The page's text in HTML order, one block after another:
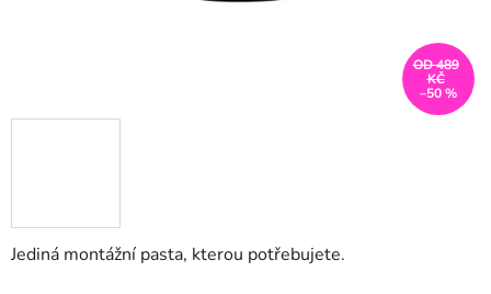
Jediná montážní pasta, kterou potřebujete.
OD 489
KČ
–50 %